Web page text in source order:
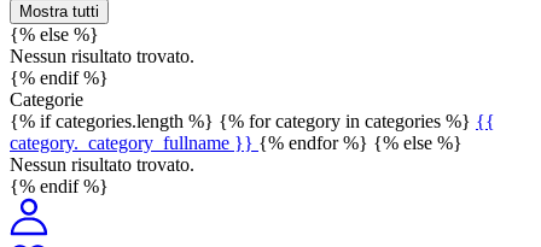
Mostra tutti
{% else %}
Nessun risultato trovato.
{% endif %}
Categorie
{% if categories.length %} {% for category in categories %} {{
category._category_fullname }} {% endfor %} {% else %}
Nessun risultato trovato.
{% endif %}